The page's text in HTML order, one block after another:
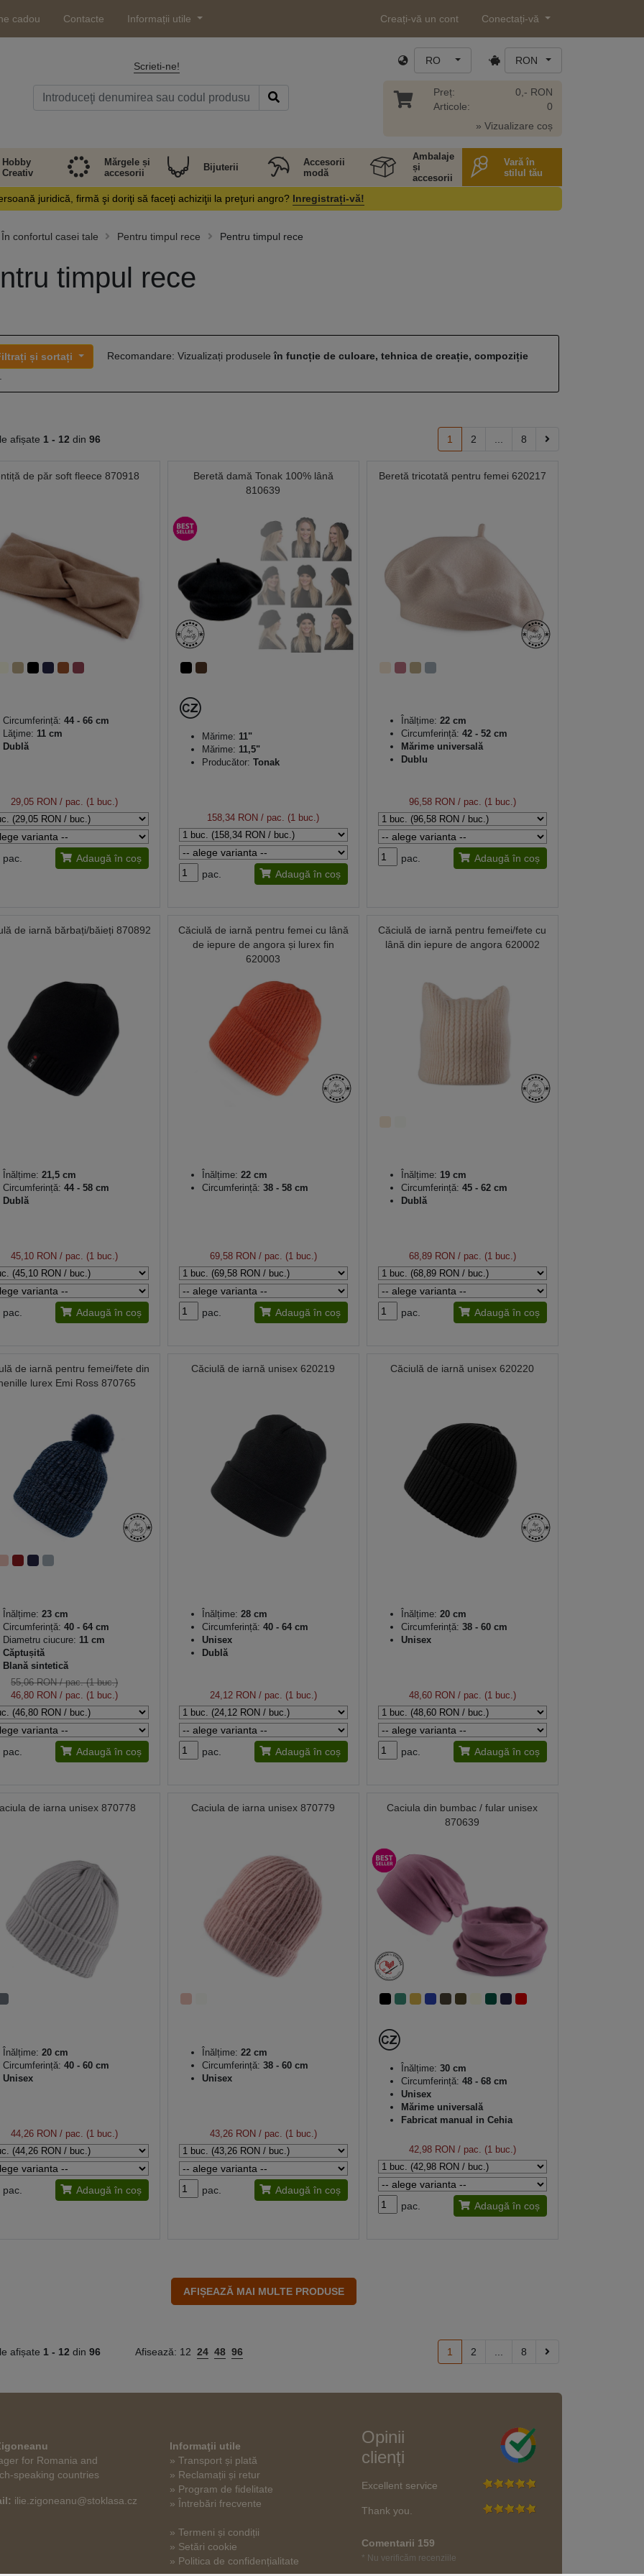
cadou Contacte Informații utile Creați-vă un cont Conectați-vă
Scrieti-ne! RO RON
Preț:
Articole:
0,- RON
0
» Vizualizare coș
Hobby
Creativ
Mărgele și
accesorii
Bijuterii
Accesorii
modă
Ambalaje
și
accesorii
Vară în
stilul tău
juridică, firmă şi doriţi să faceţi achiziţii la preţuri angro? Inregistrați-vă!
În confortul casei tale Pentru timpul rece Pentru timpul rece
timpul rece
și sortați Recomandare: Vizualizați produseleîn funcție de culoare, tehnica de creație, compoziție
afișate 1 - 12 din 96 1 2 8
de păr soft fleece 870918
Circumferință: 44 - 66 cm
Lăţime: 11 cm
Dublă
29,05 RON / pac. (1 buc.)
pac. Adaugă în coș
Beretă damă Tonak 100% lână
810639
Mărime: 11"
Mărime: 11,5"
Producător: Tonak
158,34 RON / pac. (1 buc.)
pac. Adaugă în coș
Beretă tricotată pentru femei 620217
Înălțime: 22 cm
Circumferință: 42 - 52 cm
Mărime universală
Dublu
96,58 RON / pac. (1 buc.)
pac. Adaugă în coș
de iarnă bărbați/băieți 870892
Înălțime: 21,5 cm
Circumferință: 44 - 58 cm
Dublă
45,10 RON / pac. (1 buc.)
pac. Adaugă în coș
Căciulă de iarnă pentru femei cu lână
de iepure de angora și lurex fin
620003
Înălțime: 22 cm
Circumferință: 38 - 58 cm
69,58 RON / pac. (1 buc.)
pac. Adaugă în coș
Căciulă de iarnă pentru femei/fete cu
lână din iepure de angora 620002
Înălțime: 19 cm
Circumferință: 45 - 62 cm
Dublă
68,89 RON / pac. (1 buc.)
pac. Adaugă în coș
de iarnă pentru femei/fete din
lurex Emi Ross 870765
Înălțime: 23 cm
Circumferință: 40 - 64 cm
Diametru ciucure: 11 cm
Căptușită
Blană sintetică
55,06 RON/ pac. (1 buc.)
46,80 RON/ pac. (1 buc.)
pac. Adaugă în coș
Căciulă de iarnă unisex 620219
Înălțime: 28 cm
Circumferință: 40 - 64 cm
Unisex
Dublă
24,12 RON/ pac. (1 buc.)
pac. Adaugă în coș
Căciulă de iarnă unisex 620220
Înălțime: 20 cm
Circumferință: 38 - 60 cm
Unisex
48,60 RON/ pac. (1 buc.)
pac. Adaugă în coș
de iarna unisex 870778
Înălțime: 20 cm
Circumferință: 40 - 60 cm
Unisex
44,26 RON / pac. (1 buc.)
pac. Adaugă în coș
Caciula de iarna unisex 870779
Înălțime: 22 cm
Circumferință: 38 - 60 cm
Unisex
43,26 RON / pac. (1 buc.)
pac. Adaugă în coș
Caciula din bumbac / fular unisex
870639
Înălțime: 30 cm
Circumferință: 48 - 68 cm
Unisex
Mărime universală
Fabricat manual in Cehia
42,98 RON / pac. (1 buc.)
pac. Adaugă în coș
afișate 1 - 12 din 96 Afisează: 12 24 48 96 1 2 8
for Romania and
speaking countries
ilie.zigoneanu@stoklasa.cz
Informaţii utile
» Transport și plată
» Reclamații și retur
» Program de fidelitate
» Întrebări frecvente
» Termeni și condiții
» Setări cookie
» Politica de confidențialitate
Opinii
clienți
Excellent service
Thank you.
Comentarii 159
* Nu verificăm recenziile